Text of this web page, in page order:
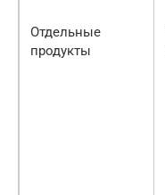
Отдельные
продукты